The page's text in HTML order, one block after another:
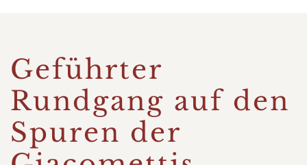
Geführter
Rundgang auf den
Spuren der